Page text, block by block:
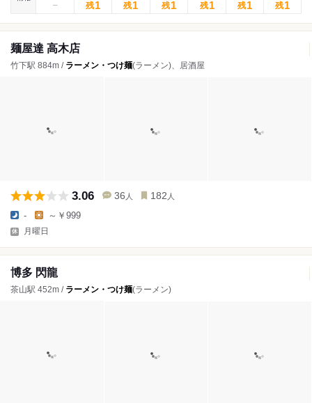
残1
残1
残1
残1
残1
残1
麺屋達 高木店
竹下駅 884m / ラーメン・つけ麺(ラーメン)、居酒屋
3.06 36 人 182 人
- ～￥999
月曜日
博多 閃龍
茶山駅 452m / ラーメン・つけ麺(ラーメン)